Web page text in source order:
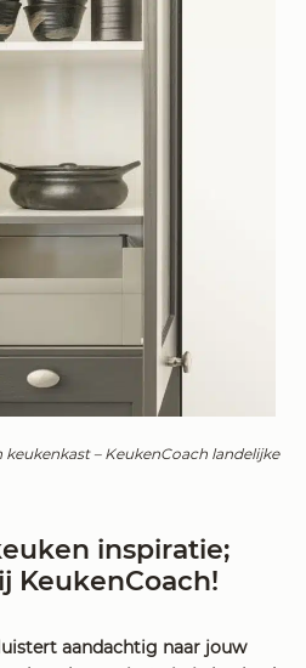
– KeukenCoach landelijke
inspiratie;
KeukenCoach!
aandachtig naar jouw